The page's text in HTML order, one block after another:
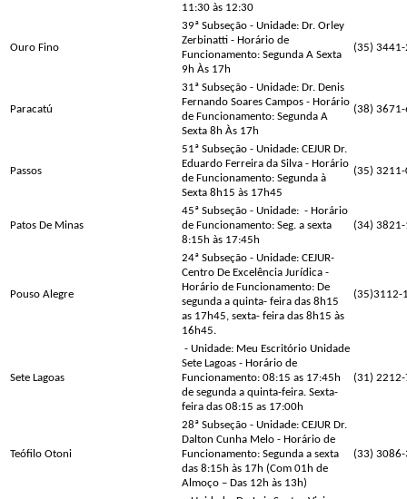
11:30 às 12:30
Ouro Fino
39ª Subseção - Unidade: Dr. Orley
Zerbinatti - Horário de
Funcionamento: Segunda A Sexta
9h Às 17h
(35)
Paracatú
31ª Subseção - Unidade: Dr. Denis
Fernando Soares Campos - Horário
de Funcionamento: Segunda A
Sexta 8h Às 17h
(38)
Passos
51ª Subseção - Unidade: CEJUR Dr.
Eduardo Ferreira da Silva - Horário
de Funcionamento: Segunda à
Sexta 8h15 às 17h45
(35)
Patos De Minas
45ª Subseção - Unidade: - Horário
de Funcionamento: Seg. a sexta
8:15h às 17:45h
(34)
Pouso Alegre
24ª Subseção - Unidade: CEJUR-
Centro De Excelência Jurídica -
Horário de Funcionamento: De
segunda a quinta- feira das 8h15
as 17h45, sexta- feira das 8h15 às
16h45.
(35)3112-
Sete Lagoas
- Unidade: Meu Escritório Unidade
Sete Lagoas - Horário de
Funcionamento: 08:15 as 17:45h
de segunda a quinta-feira. Sexta-
feira das 08:15 as 17:00h
(31)
Teófilo Otoni
28ª Subseção - Unidade: CEJUR Dr.
Dalton Cunha Melo - Horário de
Funcionamento: Segunda a sexta
das 8:15h às 17h (Com 01h de
Almoço – Das 12h às 13h)
(33)